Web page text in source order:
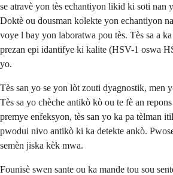
se atravè yon tès echantiyon likid ki soti nan
Doktè ou dousman kolekte yon echantiyon
voye l bay yon laboratwa pou tès. Tès sa a
prezan epi idantifye ki kalite (HSV-1 oswa
yo.
Tès san yo se yon lòt zouti dyagnostik, men
Tès sa yo chèche antikò kò ou te fè an
premye enfeksyon, tès san yo ka pa tèlman
pwodui nivo antikò ki ka detekte ankò.
semèn jiska kèk mwa.
Founisè swen sante ou ka mande tou sou